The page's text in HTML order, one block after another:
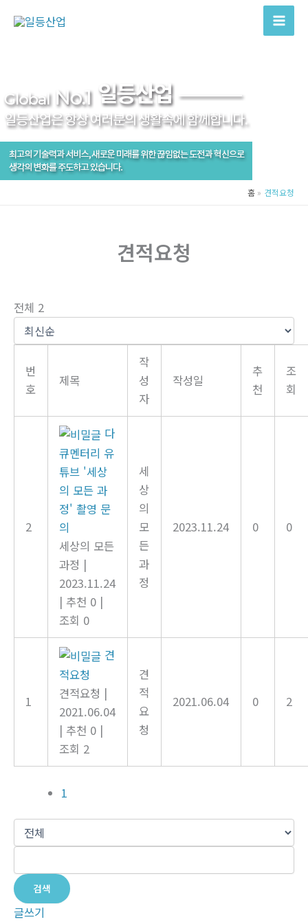
너
뛰
기
홈 견적요청
견적요청
전체 2
번
호
제목
작
성
자
작성일
추
천
조
회
2
다
큐멘터리 유
튜브 '세상
의 모든 과
정' 촬영 문
의
세상의 모든
과정 |
2023.11.24
| 추천 0 |
조회 0
세
상
의
모
든
과
정
2023.11.24 0 0
1
견
적요청
견적요청 |
2021.06.04
| 추천 0 |
조회 2
견
적
요
청
2021.06.04 0 2
1
검색
글쓰기